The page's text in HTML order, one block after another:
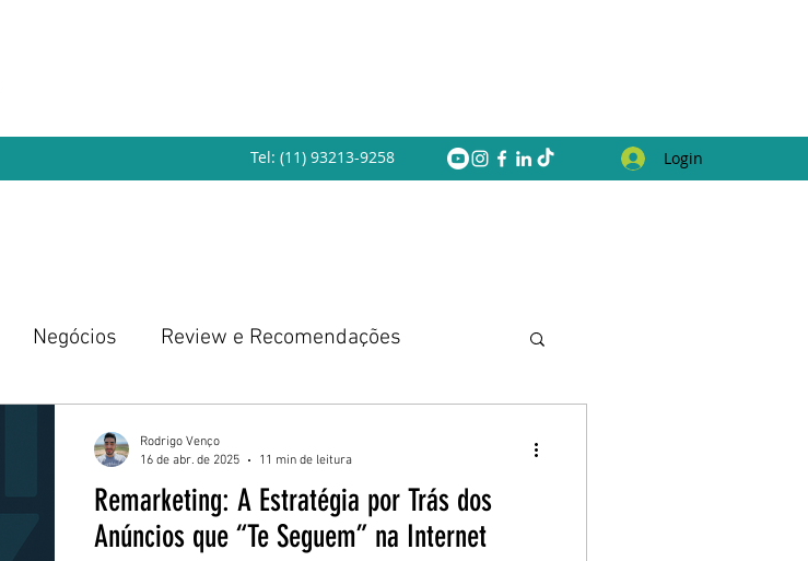
Tel: (11) 93213-9258 Login
Negócios Review e Recomendações
Remarketing: A Estratégia por Trás dos
Anúncios que “Te Seguem” na Internet
Rodrigo Venço
16 de abr. de 2025
11 min de leitura